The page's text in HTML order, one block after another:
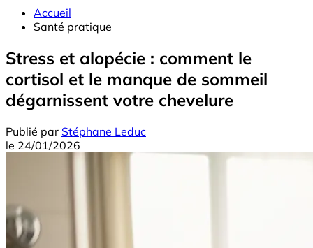
Accueil
Santé pratique
Stress et alopécie : comment le
cortisol et le manque de sommeil
dégarnissent votre chevelure
Publié par Stéphane Leduc
le 24/01/2026